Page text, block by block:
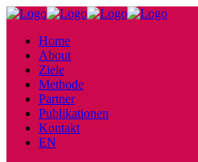
Home
About
Ziele
Methode
Partner
Publikationen
Kontakt
EN